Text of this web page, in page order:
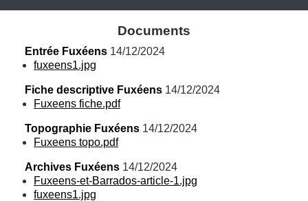
Documents
Entrée Fuxéens 14/12/2024
fuxeens1.jpg
Fiche descriptive Fuxéens 14/12/2024
Fuxeens fiche.pdf
Topographie Fuxéens 14/12/2024
Fuxeens topo.pdf
Archives Fuxéens 14/12/2024
Fuxeens-et-Barrados-article-1.jpg
fuxeens1.jpg